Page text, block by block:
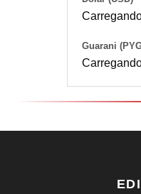
Guarani